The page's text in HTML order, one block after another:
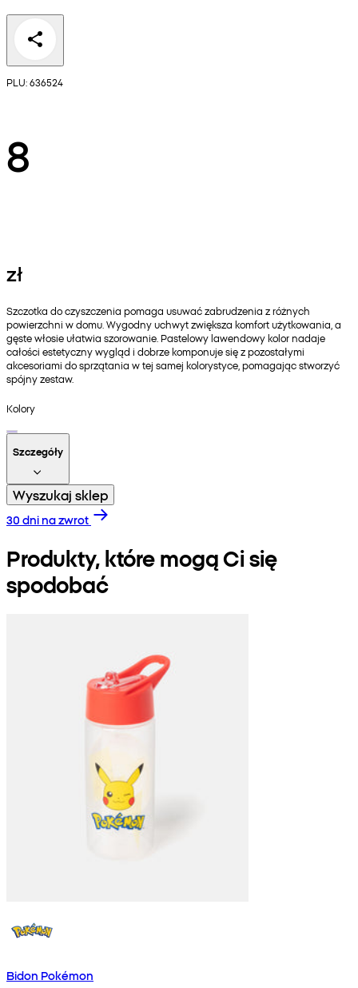
PLU: 636524
8
zł
Szczotka do czyszczenia pomaga usuwać zabrudzenia z różnych
powierzchni w domu. Wygodny uchwyt zwiększa komfort użytkowania, a
gęste włosie ułatwia szorowanie. Pastelowy lawendowy kolor nadaje
całości estetyczny wygląd i dobrze komponuje się z pozostałymi
akcesoriami do sprzątania w tej samej kolorystyce, pomagając stworzyć
spójny zestaw.
Kolory
Szczegóły
Wyszukaj sklep
30 dni na zwrot
Produkty, które mogą Ci się
spodobać
Bidon Pokémon